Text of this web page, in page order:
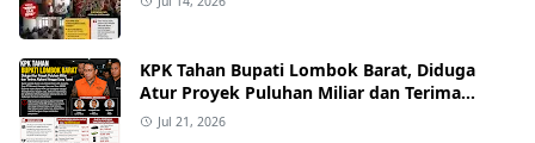
KPK Tahan Bupati Lombok Barat, Diduga
Atur Proyek Puluhan Miliar dan Terima
Alphard hingga Uang Tunai
Jul 21, 2026